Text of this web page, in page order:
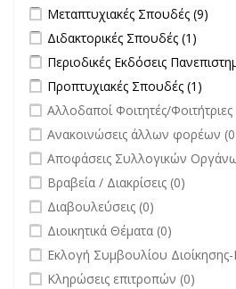
Apply Μεταπτυχιακές Σπουδές
Μεταπτυχιακές Σπουδές (9)
Apply Διδακτορικές Σπουδές
Διδακτορικές Σπουδές (1)
Apply Περιοδικές Εκδόσεις
Περιοδικές Εκδόσεις
Apply Προπτυχιακές Σπουδές
Προπτυχιακές Σπουδές (1)
undefined
Αλλοδαποί Φοιτητές/Φοιτήτριες
undefined
Ανακοινώσεις άλλων φορέων
undefined
Αποφάσεις Συλλογικών
undefined
Βραβεία / Διακρίσεις (0)
undefined
Διαβουλεύσεις (0)
undefined
Διοικητικά Θέματα (0)
undefined
Εκλογή Συμβουλίου
undefined
Κληρώσεις επιτροπών (0)